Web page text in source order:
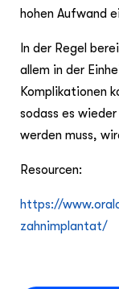
hohen Aufwand
In der Regel
allem in der
Komplikationen
sodass es
werden muss,
Resourcen:
https://
zahnimplantat/